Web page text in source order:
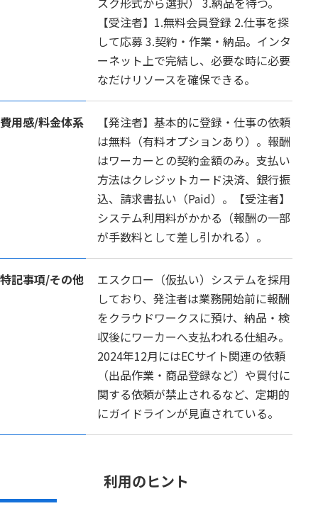
【受注者】1.無料会員登録 2.仕事を探
して応募 3.契約・作業・納品。インタ
ーネット上で完結し、必要な時に必要
なだけリソースを確保できる。
費用感/料金体系
【発注者】基本的に登録・仕事の依頼
は無料（有料オプションあり）。報酬
はワーカーとの契約金額のみ。支払い
方法はクレジットカード決済、銀行振
込、請求書払い（Paid）。【受注者】
システム利用料がかかる（報酬の一部
が手数料として差し引かれる）。
特記事項/その他
エスクロー（仮払い）システムを採用
しており、発注者は業務開始前に報酬
をクラウドワークスに預け、納品・検
収後にワーカーへ支払われる仕組み。
2024年12月にはECサイト関連の依頼
（出品作業・商品登録など）や買付に
関する依頼が禁止されるなど、定期的
にガイドラインが見直されている。
利用のヒント